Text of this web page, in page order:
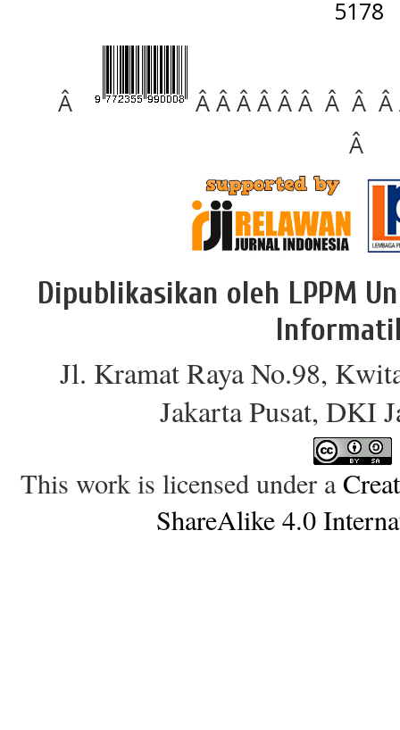
5178
Â
Â Â Â Â Â Â Â Â
Â
Dipublikasikan oleh LPPM
Jl. Kramat Raya No.98,
Jakarta Pusat, DKI
This work is licensed under a
ShareAlike 4.0